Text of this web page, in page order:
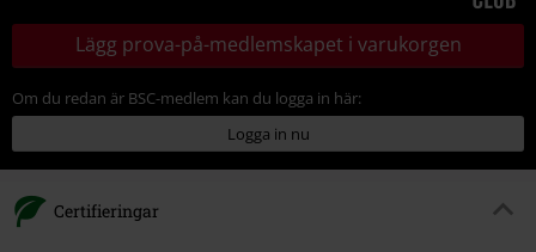
Lägg prova-på-medlemskapet i varukorgen
Om du redan är BSC-medlem kan du logga in här:
Logga in nu
Certifieringar